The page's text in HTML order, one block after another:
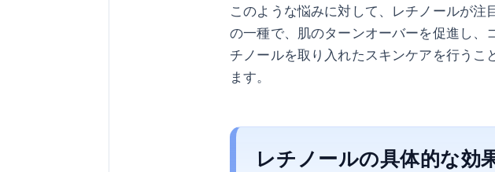
このような悩みに対して、レチノールが
の一種で、肌のターンオーバーを促進し、
チノールを取り入れたスキンケアを行う
ます。
レチノールの具体的な効